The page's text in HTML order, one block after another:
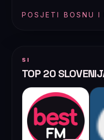
POSJETI BOSNU I
SI
TOP 20